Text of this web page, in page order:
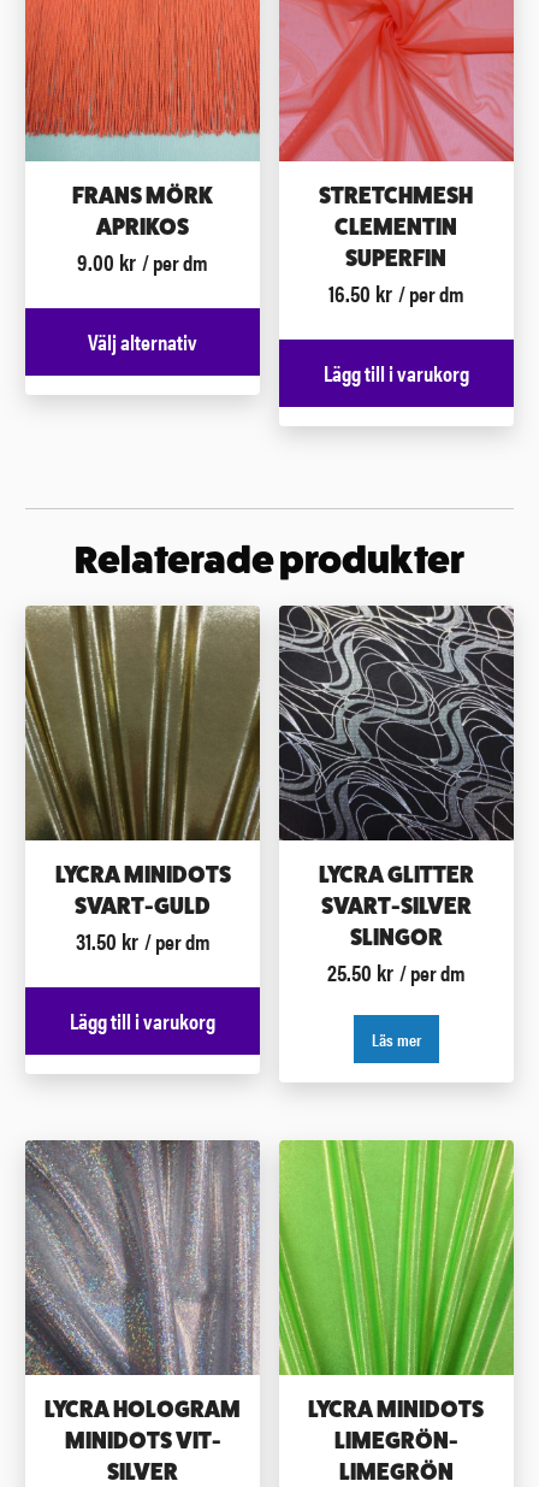
FRANS MÖRK
APRIKOS
9.00 kr / per dm
Välj alternativ
STRETCHMESH
CLEMENTIN
SUPERFIN
16.50 kr / per dm
Lägg till i varukorg
Relaterade produkter
LYCRA MINIDOTS
SVART-GULD
31.50 kr / per dm
Lägg till i varukorg
LYCRA GLITTER
SVART-SILVER
SLINGOR
25.50 kr / per dm
Läs mer
LYCRA HOLOGRAM
MINIDOTS VIT-
SILVER
LYCRA MINIDOTS
LIMEGRÖN-
LIMEGRÖN